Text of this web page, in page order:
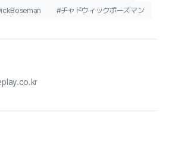
#チャドウィックボーズマン